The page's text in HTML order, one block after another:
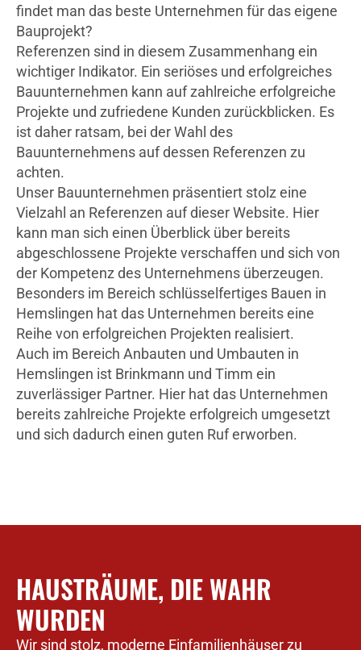
findet man das beste Unternehmen für das eigene
Bauprojekt?
Referenzen sind in diesem Zusammenhang ein
wichtiger Indikator. Ein seriöses und erfolgreiches
Bauunternehmen kann auf zahlreiche erfolgreiche
Projekte und zufriedene Kunden zurückblicken. Es
ist daher ratsam, bei der Wahl des
Bauunternehmens auf dessen Referenzen zu
achten.
Unser Bauunternehmen präsentiert stolz eine
Vielzahl an Referenzen auf dieser Website. Hier
kann man sich einen Überblick über bereits
abgeschlossene Projekte verschaffen und sich von
der Kompetenz des Unternehmens überzeugen.
Besonders im Bereich schlüsselfertiges Bauen in
Hemslingen hat das Unternehmen bereits eine
Reihe von erfolgreichen Projekten realisiert.
Auch im Bereich Anbauten und Umbauten in
Hemslingen ist Brinkmann und Timm ein
zuverlässiger Partner. Hier hat das Unternehmen
bereits zahlreiche Projekte erfolgreich umgesetzt
und sich dadurch einen guten Ruf erworben.
HAUSTRÄUME, DIE WAHR
WURDEN
Wir sind stolz, moderne Einfamilienhäuser zu